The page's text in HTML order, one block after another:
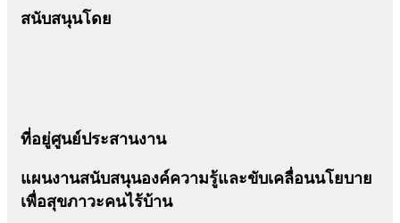
สนับสนุนโดย
ที่อยู่ศูนย์ประสานงาน
แผนงานสนับสนุนองค์ความรู้และขับเคลื่อนนโยบาย
เพื่อสุขภาวะคนไร้บ้าน